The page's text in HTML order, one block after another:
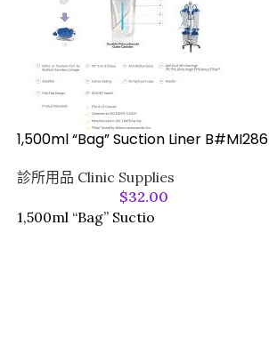
1,500ml “Bag” Suction Liner B#MI286
診所用品 Clinic Supplies
$32.00
1,500ml “Bag” Suctio